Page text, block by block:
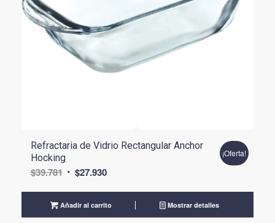
Refractaria de Vidrio Rectangular Anchor
Hocking
$39.781 El
original
era:
$27.930El
actual
es:
¡Oferta!
Añadir al carrito Mostrar detalles